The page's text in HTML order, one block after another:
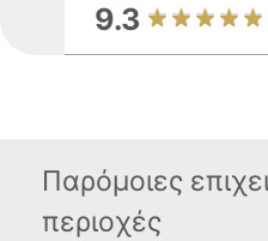
9.3
Παρόμοιες
περιοχές